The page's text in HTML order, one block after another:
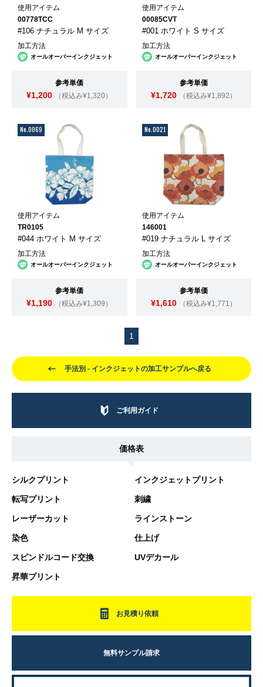
ご利用ガイド
価格表
シルクプリント インクジェットプリント
転写プリント 刺繍
レーザーカット ラインストーン
染色 仕上げ
スピンドルコード交換 UVデカール
昇華プリント
お見積り依頼
無料サンプル請求
使用アイテム
00778TCC
#106 ナチュラル M サイズ
加工方法
オールオーバーインクジェット
参考単価
¥1,200 （税込み¥1,320）
使用アイテム
00085CVT
#001 ホワイト S サイズ
加工方法
オールオーバーインクジェット
参考単価
¥1,720 （税込み¥1,892）
No.0069
使用アイテム
TR0105
#044 ホワイト M サイズ
加工方法
オールオーバーインクジェット
参考単価
¥1,190 （税込み¥1,309）
No.0021
使用アイテム
146001
#019 ナチュラル L サイズ
加工方法
オールオーバーインクジェット
参考単価
¥1,610 （税込み¥1,771）
1
手法別 - インクジェットの加工サンプルへ戻る